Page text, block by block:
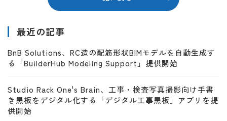
最近の記事
BnB Solutions、RC造の配筋形状BIMモデルを自動生成す
る「BuilderHub Modeling Support」提供開始
Studio Rack One's Brain、工事・検査写真撮影向け手書
き黒板をデジタル化する「デジタル工事黒板」アプリを提
供開始